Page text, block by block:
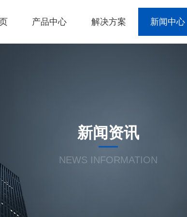
产品中心 解决方案 新闻中心
新闻资讯
NEWS INFORMATION